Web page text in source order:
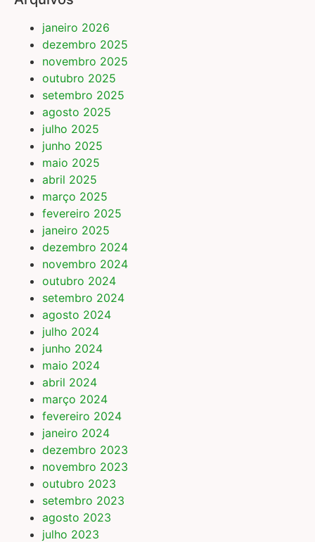
janeiro 2026
dezembro 2025
novembro 2025
outubro 2025
setembro 2025
agosto 2025
julho 2025
junho 2025
maio 2025
abril 2025
março 2025
fevereiro 2025
janeiro 2025
dezembro 2024
novembro 2024
outubro 2024
setembro 2024
agosto 2024
julho 2024
junho 2024
maio 2024
abril 2024
março 2024
fevereiro 2024
janeiro 2024
dezembro 2023
novembro 2023
outubro 2023
setembro 2023
agosto 2023
julho 2023